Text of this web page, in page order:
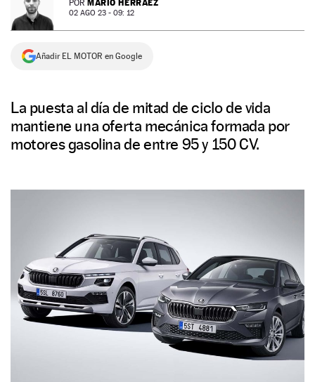
NEWSLETTER
SÍGUENOS
POR MARIO HERRÁEZ
02 AGO 23 - 09: 12
Añadir EL MOTOR en Google
La puesta al día de mitad de ciclo de vida
mantiene una oferta mecánica formada por
motores gasolina de entre 95 y 150 CV.